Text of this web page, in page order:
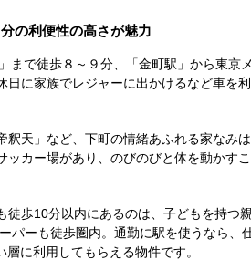
の利便性の高さが魅力
で徒歩８～９分、「金町駅」から東京
に家族でレジャーに出かけるなど車を
天」など、下町の情緒あふれる家なみ
カー場があり、のびのびと体を動かすこ
徒歩10分以内にあるのは、子どもを持
パーも徒歩圏内。通勤に駅を使うなら
に利用してもらえる物件です。